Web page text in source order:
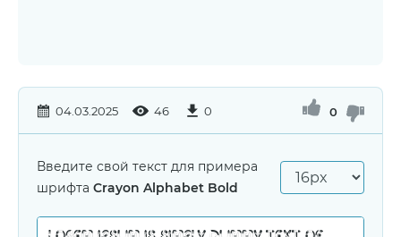
04.03.2025 46 0 0
Введите свой текст для примера
шрифта Crayon Alphabet Bold